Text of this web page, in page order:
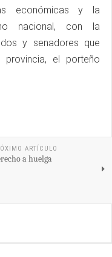
económicas y la
nacional, con la
y senadores que
el porteño
ARTÍCULO
a huelga